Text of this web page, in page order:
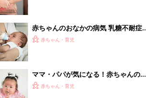
赤ちゃんのおなかの病気 乳糖不耐症
の症状とケア【医師監修】
赤ちゃん・育児
ママ・パパが気になる！赤ちゃんのお
なかの症状 生理的嘔吐 【医師監修】
赤ちゃん・育児